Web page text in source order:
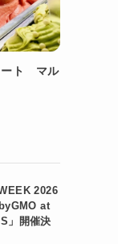
ート マル
2026
at
」開催決